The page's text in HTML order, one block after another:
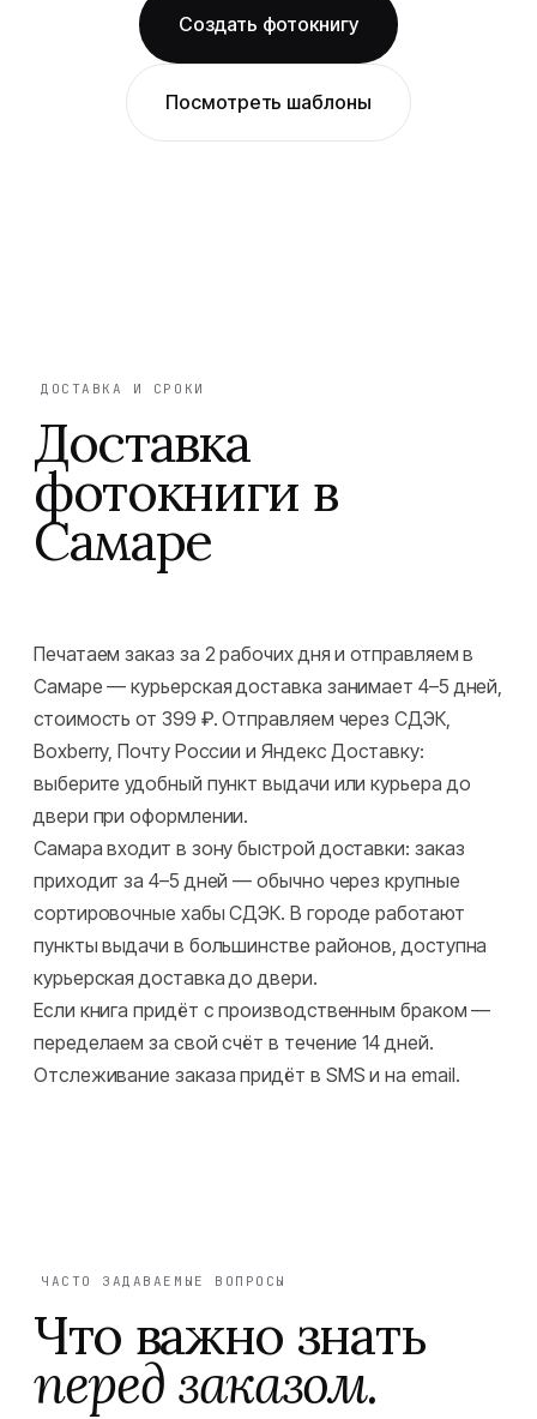
Создать фотокнигу
Посмотреть шаблоны
ДОСТАВКА И СРОКИ
Доставка
фотокниги в
Самаре
Печатаем заказ за 2 рабочих дня и отправляем в
Самаре — курьерская доставка занимает 4–5 дней,
стоимость от 399 ₽. Отправляем через СДЭК,
Boxberry, Почту России и Яндекс Доставку:
выберите удобный пункт выдачи или курьера до
двери при оформлении.
Самара входит в зону быстрой доставки: заказ
приходит за 4–5 дней — обычно через крупные
сортировочные хабы СДЭК. В городе работают
пункты выдачи в большинстве районов, доступна
курьерская доставка до двери.
Если книга придёт с производственным браком —
переделаем за свой счёт в течение 14 дней.
Отслеживание заказа придёт в SMS и на email.
ЧАСТО ЗАДАВАЕМЫЕ ВОПРОСЫ
Что важно знать
перед заказом.